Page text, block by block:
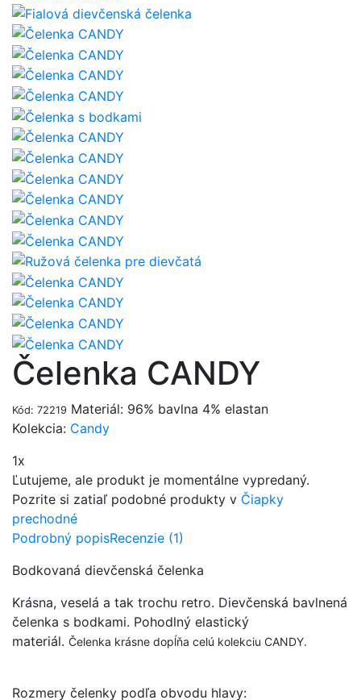
Čelenka CANDY
Kód: 72219 Materiál: 96% bavlna 4% elastan
Kolekcia: Candy
1x
Ľutujeme, ale produkt je momentálne vypredaný.
Pozrite si zatiaľ podobné produkty v Čiapky
prechodné
Podrobný popisRecenzie (1)
Bodkovaná dievčenská čelenka
Krásna, veselá a tak trochu retro. Dievčenská bavlnená
čelenka s bodkami. Pohodlný elastický
materiál. Čelenka krásne dopĺňa celú kolekciu CANDY.
Rozmery čelenky podľa obvodu hlavy: